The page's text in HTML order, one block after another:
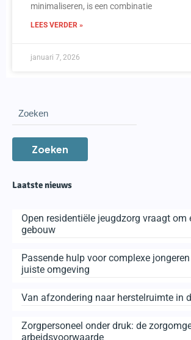
minimaliseren, is een combinatie
LEES VERDER »
januari 7, 2026
Zoeken
Laatste nieuws
Open residentiële jeugdzorg vraagt om
gebouw
Passende hulp voor complexe
juiste omgeving
Van afzondering naar herstelruimte in
Zorgpersoneel onder druk: de
arbeidsvoorwaarde